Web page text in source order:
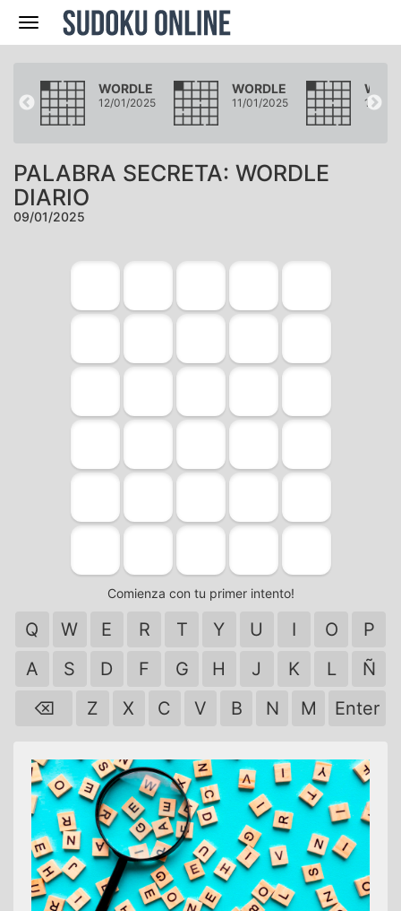
Navegación
WORDLE
12/01/2025
WORDLE
11/01/2025 10/01/
PALABRA SECRETA: WORDLE
DIARIO
09/01/2025
Comienza con tu primer intento!
Q W E R T Y U I O
P
A
S D F G H J K L
Ñ
⌫
Z X C V B N M Enter